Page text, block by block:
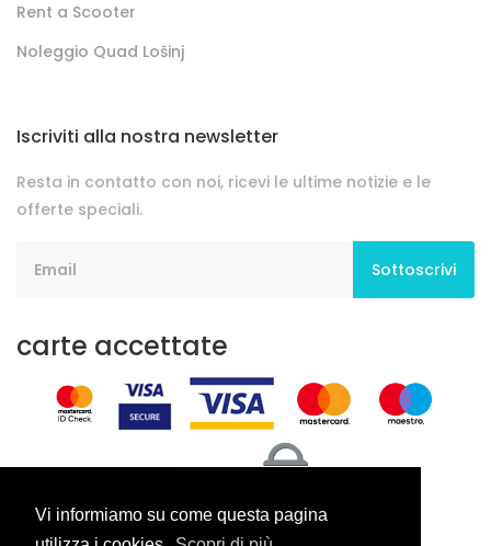
Vi informiamo su come questa pagina
Rent a Scooter
Noleggio Quad Lošinj
Iscriviti alla nostra newsletter
Resta in contatto con noi, ricevi le ultime notizie e le
offerte speciali.
Sottoscrivi
carte accettate